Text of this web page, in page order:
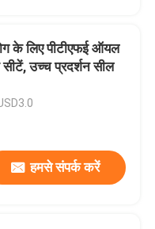
के लिए पीटीएफई ऑयल
उच्च प्रदर्शन सील
हमसे संपर्क करें